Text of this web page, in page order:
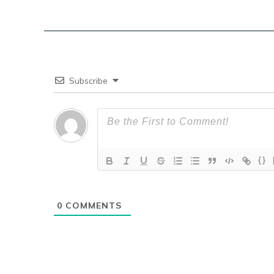
Subscribe
{}
0 COMMENTS